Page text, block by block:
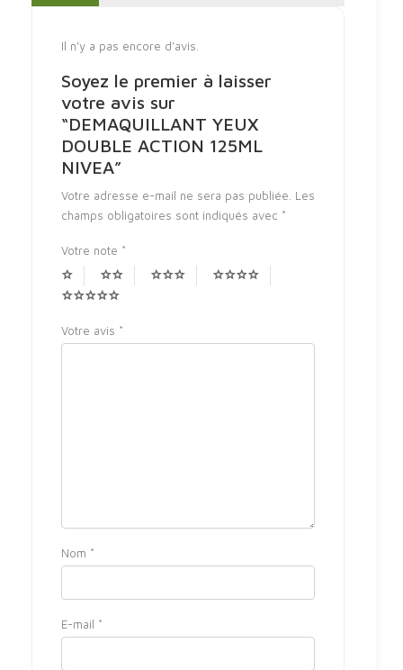
Il n’y a pas encore d’avis.
Soyez le premier à laisser
votre avis sur
“DEMAQUILLANT YEUX
DOUBLE ACTION 125ML
NIVEA”
Votre adresse e-mail ne sera pas publiée. Les
champs obligatoires sont indiqués avec *
Votre note *
Votre avis *
Nom *
E-mail *